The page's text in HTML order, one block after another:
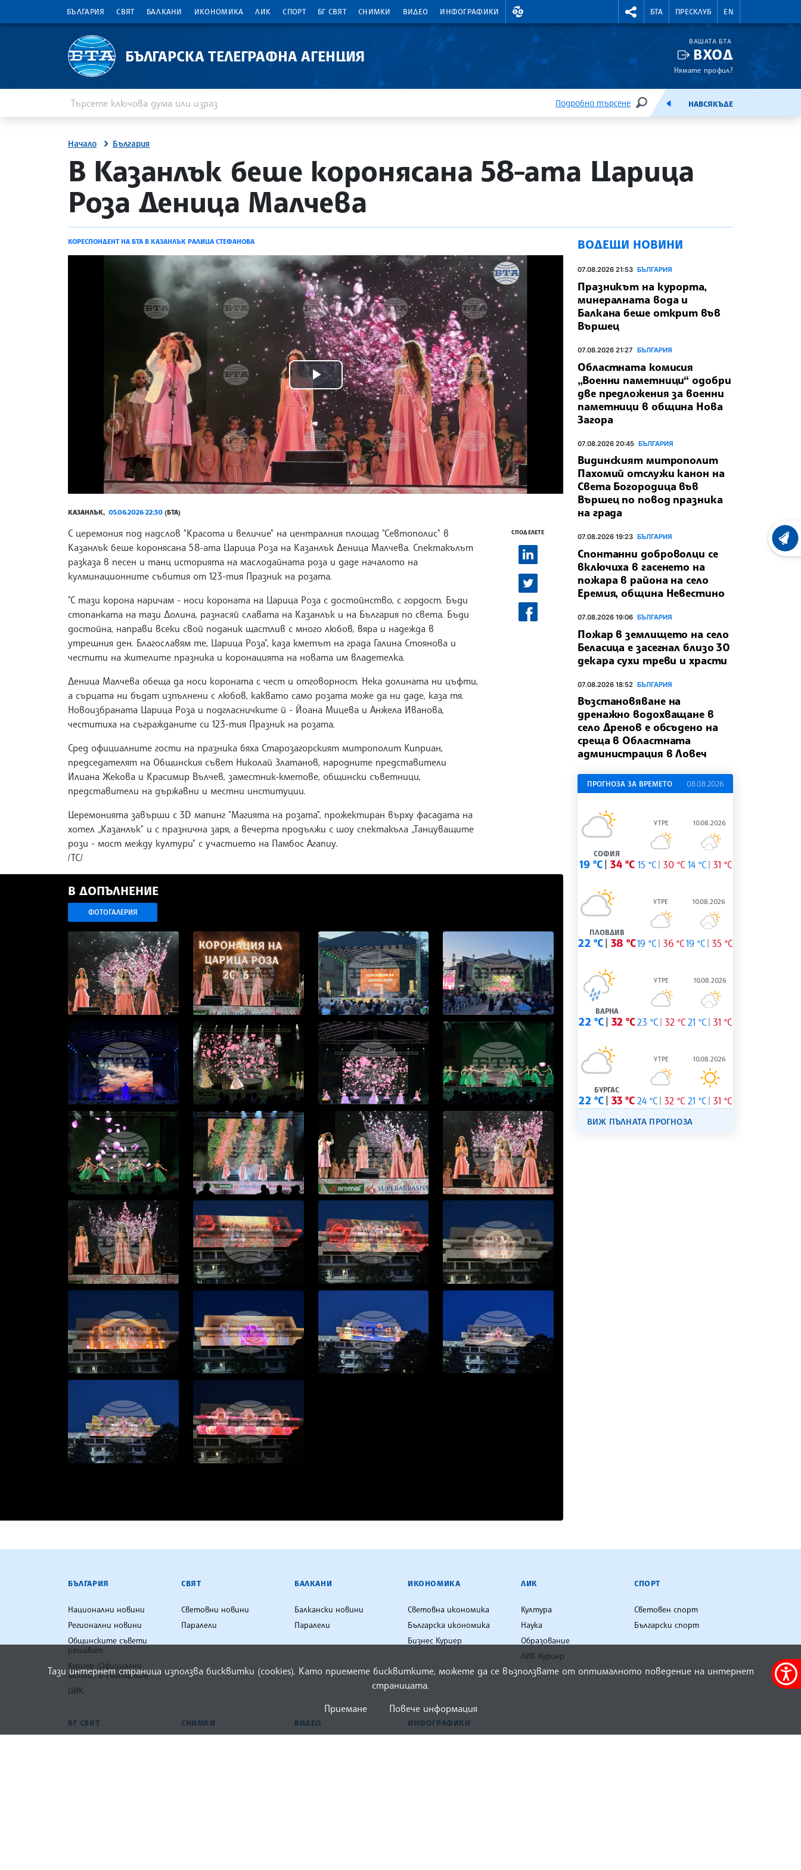
Меню
БЪЛГАРИЯ СВЯТ БАЛКАНИ ИКОНОМИКА ЛИК СПОРТ БГ СВЯТ СНИМКИ ВИДЕО ИНФОГРАФИКИ
ВАЛУТНИ КУРСОВЕ RIGHTMENU.SOCIAL
БТА ПРЕСКЛУБ EN
БЪЛГАРСКА ТЕЛЕГРАФНА АГЕНЦИЯ
ВАШАТА БТА
ВХОД
Нямате профил?
Подробно търсене
ТЪРСЕНЕЕМИСИЯНАВСЯКЪДЕ
Начало България
site.bta
В Казанлък беше коронясана 58-ата Царица
Роза Деница Малчева
КОРЕСПОНДЕНТ НА БТА В КАЗАНЛЪК РАЛИЦА СТЕФАНОВА
Play
Video
КАЗАНЛЪК, 05.06.2026 22:30 (БТА)
С церемония под надслов "Красота и величие" на централния площад "Севтополис" в
Казанлък беше коронясана 58-ата Царица Роза на Казанлък Деница Малчева. Спектакълът
разказа в песен и танц историята на маслодайната роза и даде началото на
кулминационните събития от 123-тия Празник на розата.
"С тази корона наричам - носи короната на Царица Роза с достойнство, с гордост. Бъди
стопанката на тази Долина, разнасяй славата на Казанлък и на България по света. Бъди
достойна, направи всеки свой поданик щастлив с много любов, вяра и надежда в
утрешния ден. Благославям те, Царица Роза", каза кметът на града Галина Стоянова и
честити на жителите празника и коронацията на новата им владетелка.
Деница Малчева обеща да носи короната с чест и отговорност. Нека долината ни цъфти,
а сърцата ни бъдат изпълнени с любов, каквато само розата може да ни даде, каза тя.
Новоизбраната Царица Роза и подгласничките й - Йоана Мицева и Анжела Иванова,
честитиха на съгражданите си 123-тия Празник на розата.
Сред официалните гости на празника бяха Старозагорският митрополит Киприан,
председателят на Общинския съвет Николай Златанов, народните представители
Илиана Жекова и Красимир Вълчев, заместник-кметове, общински съветници,
представители на държавни и местни институции.
Церемонията завърши с 3D мапинг "Магията на розата", прожектиран върху фасадата на
хотел „Казанлък" и с празнична заря, а вечерта продължи с шоу спектакъла „Танцуващите
рози - мост между култури" с участието на Памбос Агапиу.
/ТС/
СПОДЕЛЕТЕ
В ДОПЪЛНЕНИЕ
ФОТОГАЛЕРИЯ
ВОДЕЩИ НОВИНИ
07.08.2026 21:53 БЪЛГАРИЯ
Празникът на курорта,
минералната вода и
Балкана беше открит във
Вършец
07.08.2026 21:27 БЪЛГАРИЯ
Областната комисия
„Военни паметници“ одобри
две предложения за военни
паметници в община Нова
Загора
07.08.2026 20:45 БЪЛГАРИЯ
Видинският митрополит
Пахомий отслужи канон на
Света Богородица във
Вършец по повод празника
на града
07.08.2026 19:23 БЪЛГАРИЯ
Спонтанни доброволци се
включиха в гасенето на
пожара в района на село
Еремия, община Невестино
07.08.2026 19:06 БЪЛГАРИЯ
Пожар в землището на село
Беласица е засегнал близо 30
декара сухи треви и храсти
07.08.2026 18:52 БЪЛГАРИЯ
Възстановяване на
дренажно водохващане в
село Дренов е обсъдено на
среща в Областната
администрация в Ловеч
ПРОГНОЗА ЗА ВРЕМЕТО 08.08.2026
СОФИЯ
19 °C 34 °C
УТРЕ
15 °C 30 °C
10.08.2026
14 °C 31 °C
ПЛОВДИВ
22 °C 38 °C
УТРЕ
19 °C 36 °C
10.08.2026
19 °C 35 °C
ВАРНА
22 °C 32 °C
УТРЕ
23 °C 32 °C
10.08.2026
21 °C 31 °C
БУРГАС
22 °C 33 °C
УТРЕ
24 °C 32 °C
10.08.2026
21 °C 31 °C
ВИЖ ПЪЛНАТА ПРОГНОЗА
БЪЛГАРСКА ТЕЛЕГРАФНА АГЕНЦИЯ
БЪЛГАРИЯ СВЯТ БАЛКАНИ ИКОНОМИКА
Тази интернет страница използва бисквитки (cookies). Като приемете бисквитките, можете да се възползвате от оптималното поведение на интернет
страницата.
Приемане
Повече информация